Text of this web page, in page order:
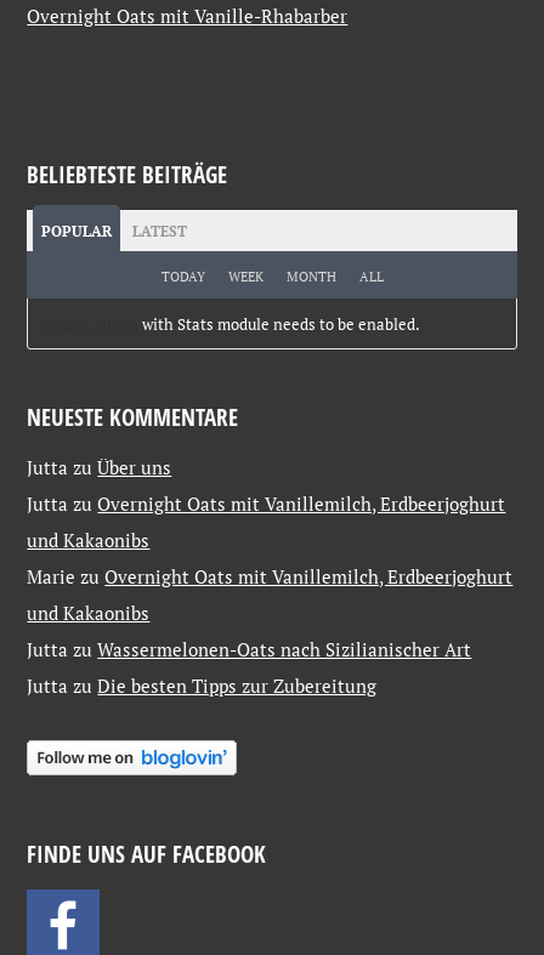
Overnight Oats mit Vanille-Rhabarber
BELIEBTESTE BEITRÄGE
POPULAR LATEST
TODAY WEEK MONTH ALL
with Stats module needs to be enabled.
NEUESTE KOMMENTARE
Jutta zuÜber uns
Jutta zuOvernight Oats mit Vanillemilch, Erdbeerjoghurt
und Kakaonibs
Marie zuOvernight Oats mit Vanillemilch, Erdbeerjoghurt
und Kakaonibs
Jutta zuWassermelonen-Oats nach Sizilianischer Art
Jutta zuDie besten Tipps zur Zubereitung
FINDE UNS AUF FACEBOOK